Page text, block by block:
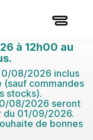
à 12h00 au
08/2026 inclus
commandes
stocks).
08/2026 seront
du 01/09/2026.
de bonnes